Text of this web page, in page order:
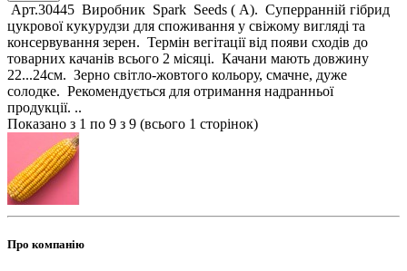
Арт.30445 Виробник Spark Seeds ( А). Суперранній гібрид
цукрової кукурудзи для споживання у свіжому вигляді та
консервування зерен. Термін вегітації від появи сходів до
товарних качанів всього 2 місяці. Качани мають довжину
22...24см. Зерно світло-жовтого кольору, смачне, дуже
солодке. Рекомендується для отримання надранньої
продукції. ..
Показано з 1 по 9 з 9 (всього 1 сторінок)
Про компанію